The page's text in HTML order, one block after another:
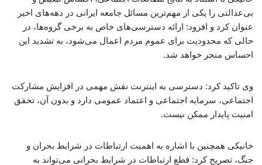
بی‌عدالتی را یکی از مهم‌ترین مسائل جامعه ایرانی در دهه‌های اخیر
عنوان کرد و افزود: ارائه دسترسی‌های خاص به برخی گروه‌ها، در
حالی که محدودیت برای عموم مردم اعمال می‌شود، به تشدید این
احساس منجر خواهد شد.
وی تاکید کرد: دسترسی به اینترنت نقش مهمی در افزایش مشارکت
اجتماعی، سرمایه اجتماعی و اعتماد عمومی دارد و بدون آن، تحقق
امنیت پایدار ممکن نیست.
خانیکی همچنین با اشاره به اهمیت ارتباطات در شرایط بحران و
جنگ، تصریح کرد: قطع ارتباطات در شرایط بحرانی می‌تواند به